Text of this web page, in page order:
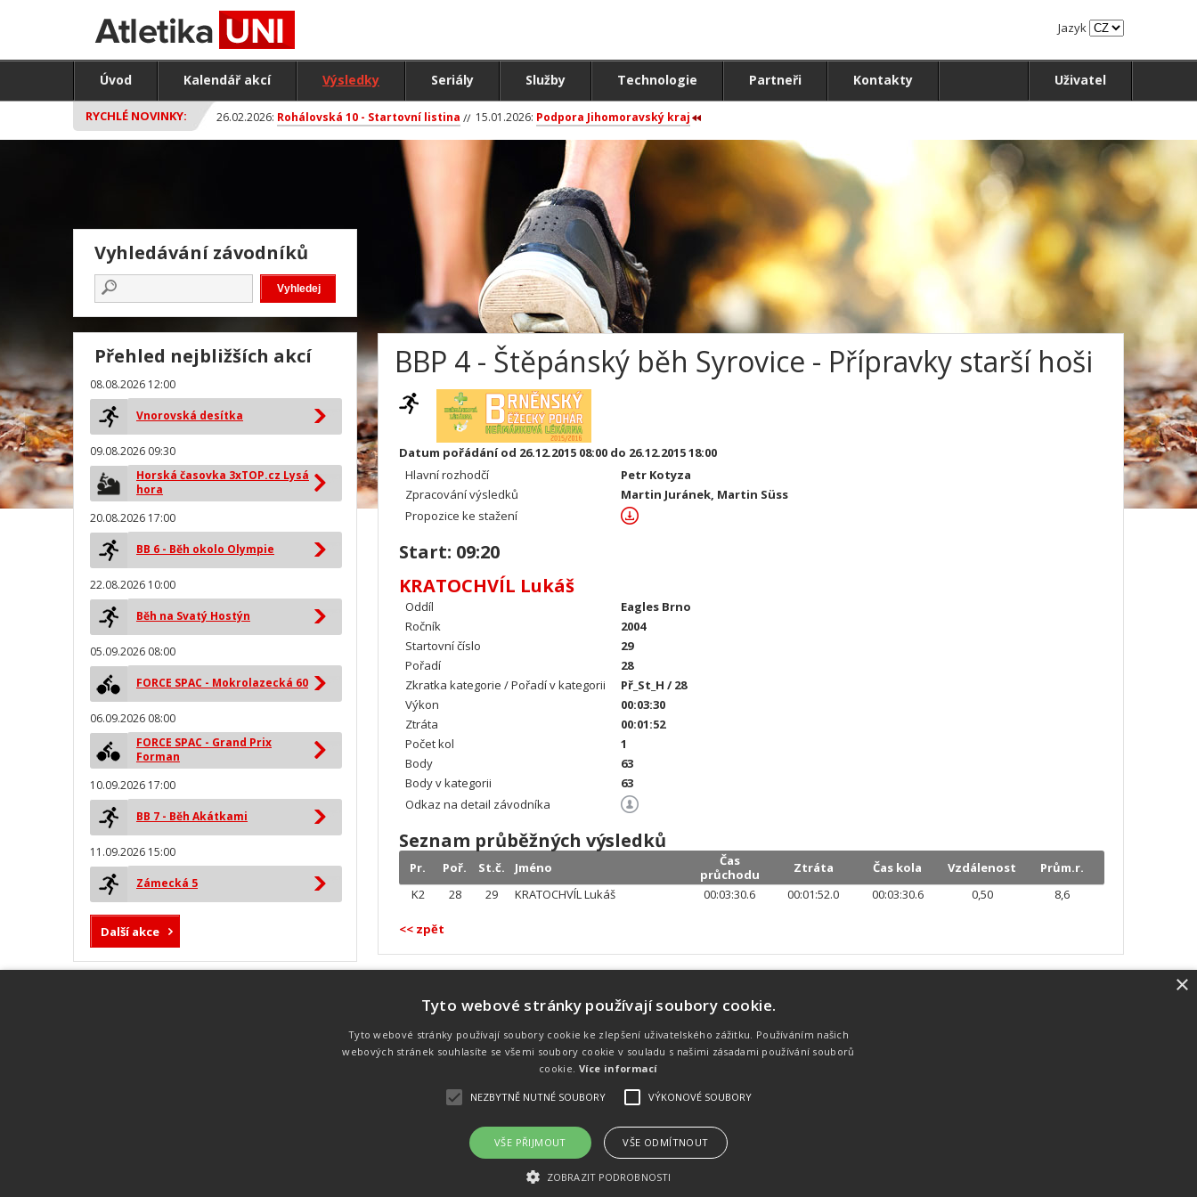
Jazyk
Úvod Kalendář akcí Výsledky Seriály Služby Technologie Partneři Kontakty Uživatel
RYCHLÉ NOVINKY: 26.02.2026: Rohálovská 10 - Startovní listina 15.01.2026: Podpora Jihomoravský kraj
BBP 4 - Štěpánský běh Syrovice - Přípravky starší hoši
Datum pořádání od 26.12.2015 08:00 do 26.12.2015 18:00
Hlavní rozhodčí
Petr Kotyza
Zpracování výsledků
Martin Juránek, Martin Süss
Propozice ke stažení
Start: 09:20
KRATOCHVÍL Lukáš
Oddíl
Eagles Brno
Ročník
2004
Startovní číslo
29
Pořadí
28
Zkratka kategorie / Pořadí v kategorii
Př_St_H / 28
Výkon
00:03:30
Ztráta
00:01:52
Počet kol
1
Body
63
Body v kategorii
63
Odkaz na detail závodníka
Seznam průběžných výsledků
Pr. Poř. St.č. Jméno
Čas
průchodu
Ztráta Čas kola Vzdálenost
Prům.r.
K2
28 29 KRATOCHVÍL Lukáš 00:03:30.6 00:01:52.0 00:03:30.6 0,50 8,6
<< zpět
Vyhledávání závodníků
Přehled nejbližších akcí
08.08.2026 12:00
Vnorovská desítka
09.08.2026 09:30
Horská časovka 3xTOP.cz Lysá
hora
20.08.2026 17:00
BB 6 - Běh okolo Olympie
22.08.2026 10:00
Běh na Svatý Hostýn
05.09.2026 08:00
FORCE SPAC - Mokrolazecká 60
06.09.2026 08:00
FORCE SPAC - Grand Prix
Forman
10.09.2026 17:00
BB 7 - Běh Akátkami
11.09.2026 15:00
Zámecká 5
Další akce
technologie od společnosti MYLAPS. Tato
technologie je používána na olympijských
Náš tým
Náš tým je schopen na profesionální
úrovni zajistit pořádání sportovních
soutěží. Organizaci závodů, registraci na
místě, měření, zpracování a publikaci
zakázku. Lze online publikovat výsledky
. Publikování a šíření obsahu je bez písemného souhlasu
Úvod Kalendář akcí
×
Tyto webové stránky používají soubory cookie.
Tyto webové stránky používají soubory cookie ke zlepšení uživatelského zážitku. Používáním našich
webových stránek souhlasíte se všemi soubory cookie v souladu s našimi zásadami používání souborů
cookie. Více informací
NEZBYTNĚ NUTNÉ SOUBORY VÝKONOVÉ SOUBORY
VŠE PŘIJMOUT VŠE ODMÍTNOUT
ZOBRAZIT PODROBNOSTI